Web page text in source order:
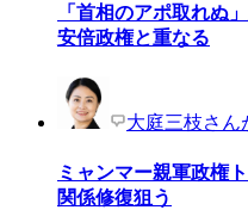
「首相のアポ取れぬ
安倍政権と重なる
大庭三枝さん
ミャンマー親軍政権
関係修復狙う